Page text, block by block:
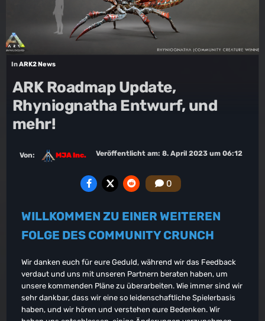
InARK2 News
ARK Roadmap Update,
Rhyniognatha Entwurf, und
mehr!
Von: MJA Inc. Veröffentlicht am: 8. April 2023 um 06:12
0
WILLKOMMEN ZU EINER WEITEREN
FOLGE DES COMMUNITY CRUNCH
Wir danken euch für eure Geduld, während wir das Feedback
verdaut und uns mit unseren Partnern beraten haben, um
unsere kommenden Pläne zu überarbeiten. Wie immer sind wir
sehr dankbar, dass wir eine so leidenschaftliche Spielerbasis
haben, und wir hören und verstehen eure Bedenken. Wir